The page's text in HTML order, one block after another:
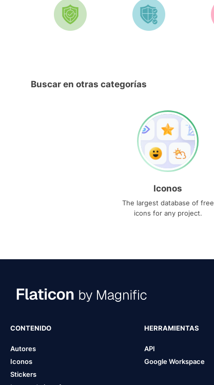
Buscar en otras categorías
Iconos
The largest database of free
icons for any project.
CONTENIDO
Autores
Iconos
Stickers
HERRAMIENTAS
API
Google Workspace